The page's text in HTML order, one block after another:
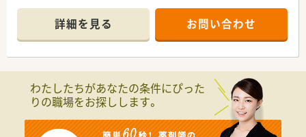
■地域のかかりつけ薬局を目指し、一緒にお仕事していただける
方お待ちしています！
詳細を見る お問い合わせ
わたしたちがあなたの条件にぴった
りの職場をお探しします。